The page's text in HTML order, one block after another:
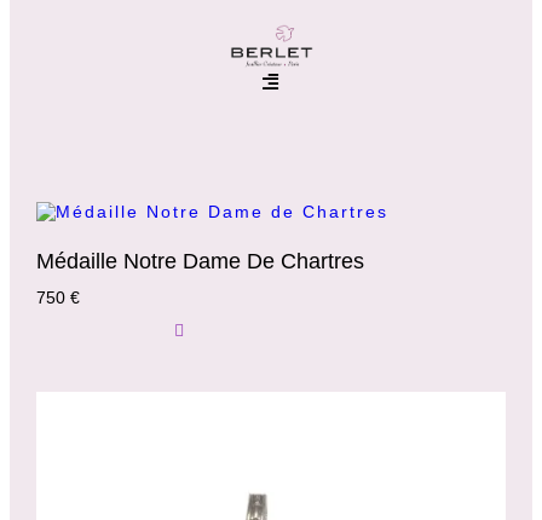
Médaille Notre Dame De Chartres
750 €